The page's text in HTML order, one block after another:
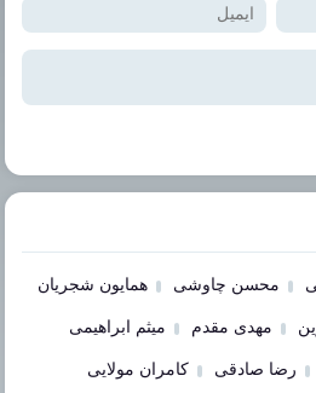
محسن چاوشی همایون شجریان
مهدی مقدم میثم ابراهیمی
رضا صادقی کامران مولایی